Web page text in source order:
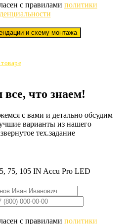
с правилами политики
и схему монтажа
что знаем!
с вами и детально обсудим
варианты из нашего
тех.задание
75, 105 IN Accu Pro LED
с правилами политики